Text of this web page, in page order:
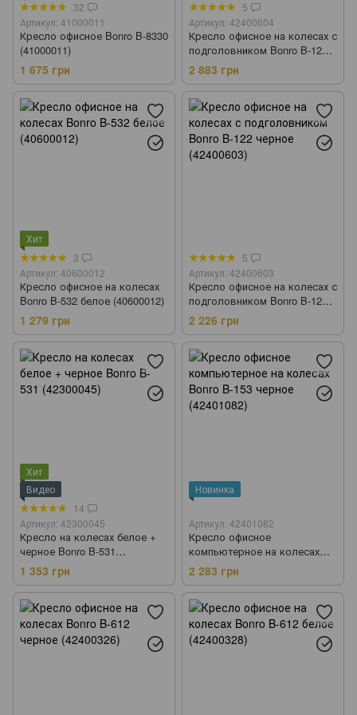
32
Артикул: 41000011
Кресло офисное Bonro B-8330
(41000011)
1 675 грн
5
Артикул: 42400604
Кресло офисное на колесах с
подголовником Bonro B-122
бело-серое (42400604)
2 883 грн
Хит
3
Артикул: 40600012
Кресло офисное на колесах
Bonro B-532 белое (40600012)
1 279 грн
5
Артикул: 42400603
Кресло офисное на колесах с
подголовником Bonro B-122
черное (42400603)
2 226 грн
Хит
Видео
14
Артикул: 42300045
Кресло на колесах белое +
черное Bonro B-531
(42300045)
1 353 грн
Новинка
Артикул: 42401082
Кресло офисное
компьютерное на колесах
Bonro B-153 черное
(42401082)
2 283 грн